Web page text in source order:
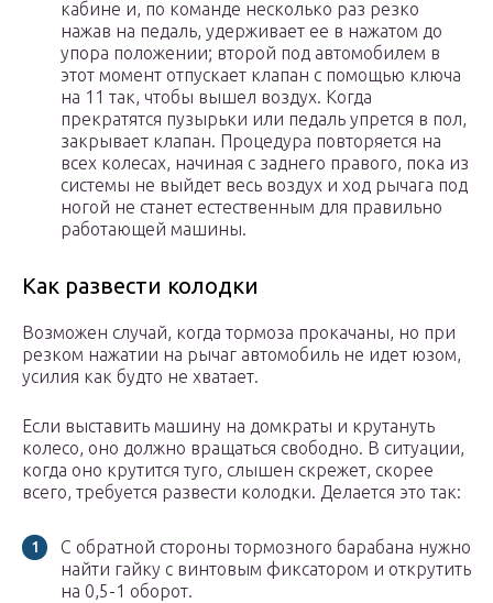
кабине и, по команде несколько раз резко
нажав на педаль, удерживает ее в нажатом до
упора положении; второй под автомобилем в
этот момент отпускает клапан с помощью ключа
на 11 так, чтобы вышел воздух. Когда
прекратятся пузырьки или педаль упрется в пол,
закрывает клапан. Процедура повторяется на
всех колесах, начиная с заднего правого, пока из
системы не выйдет весь воздух и ход рычага под
ногой не станет естественным для правильно
работающей машины.
Как развести колодки
Возможен случай, когда тормоза прокачаны, но при
резком нажатии на рычаг автомобиль не идет юзом,
усилия как будто не хватает.
Если выставить машину на домкраты и крутануть
колесо, оно должно вращаться свободно. В ситуации,
когда оно крутится туго, слышен скрежет, скорее
всего, требуется развести колодки. Делается это так:
С обратной стороны тормозного барабана нужно
найти гайку с винтовым фиксатором и открутить
на 0,5-1 оборот.